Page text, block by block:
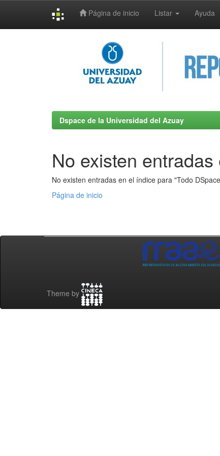
Página de inicio Listar Ayuda
Dspace de la Universidad del Azuay
No existen
No existen entradas en el índice para "Todo
Página de inicio
Theme by